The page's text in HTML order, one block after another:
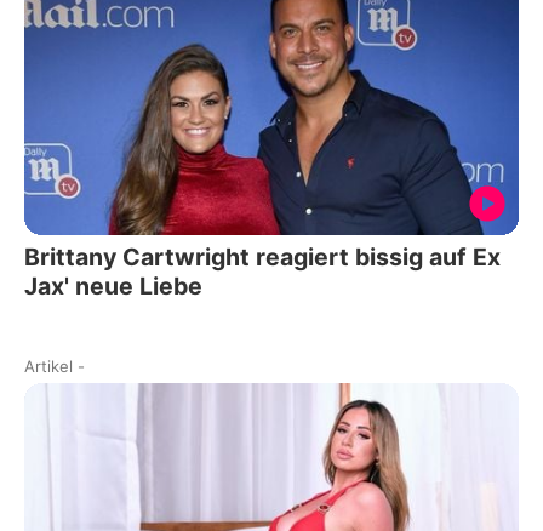
Brittany Cartwright reagiert bissig auf Ex
Jax' neue Liebe
Artikel -